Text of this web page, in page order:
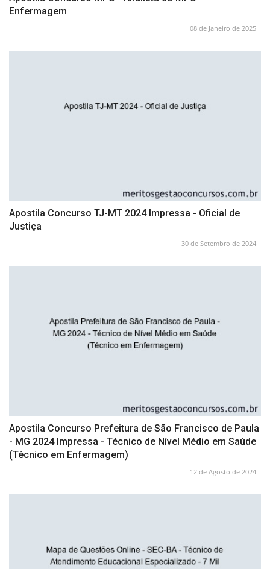
Enfermagem
08 de Janeiro de 2025
Apostila Concurso TJ-MT 2024 Impressa - Oficial de
Justiça
30 de Setembro de 2024
Apostila Concurso Prefeitura de São Francisco de Paula
- MG 2024 Impressa - Técnico de Nível Médio em Saúde
(Técnico em Enfermagem)
12 de Agosto de 2024